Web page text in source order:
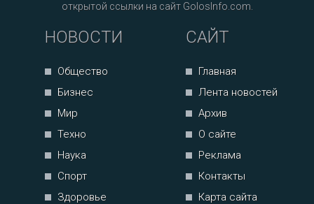
открытой ссылки на сайт GolosInfo.com.
НОВОСТИ
Общество
Бизнес
Мир
Техно
Наука
Спорт
Здоровье
САЙТ
Главная
Лента новостей
Архив
О сайте
Реклама
Контакты
Карта сайта